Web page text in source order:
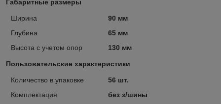
Габаритные размеры
Ширина
90 мм
Глубина
65 мм
Высота с учетом опор
130 мм
Пользовательские характеристики
Количество в упаковке
56 шт.
Комплектация
без з/шины